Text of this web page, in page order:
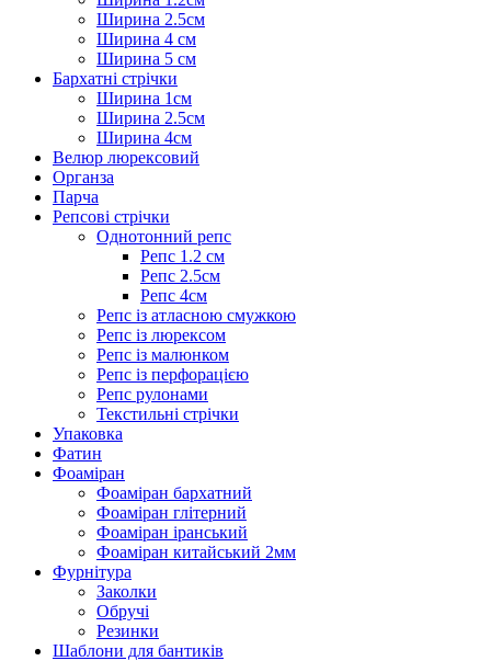
Ширина 2.5см
Ширина 4 см
Ширина 5 см
Бархатні стрічки
Ширина 1см
Ширина 2.5см
Ширина 4см
Велюр люрексовий
Органза
Парча
Репсові стрічки
Однотонний репс
Репс 1.2 см
Репс 2.5см
Репс 4см
Репс із атласною смужкою
Репс із люрексом
Репс із малюнком
Репс із перфорацією
Репс рулонами
Текстильні стрічки
Упаковка
Фатин
Фоаміран
Фоаміран бархатний
Фоаміран глітерний
Фоаміран іранський
Фоаміран китайський 2мм
Фурнітура
Заколки
Обручі
Резинки
Шаблони для бантиків